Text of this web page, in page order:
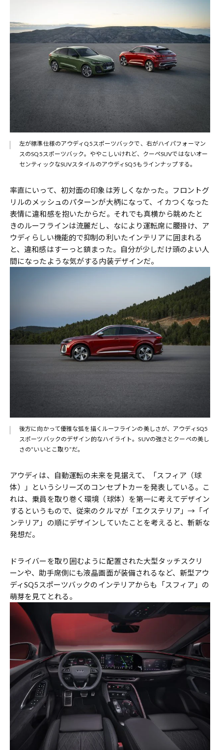
左が標準仕様のアウディQ5スポーツバックで、右がハイパフォーマン
スのSQ5スポーツバック。ややこしいけれど、クーペSUVではないオー
センティックなSUVスタイルのアウディSQ5もラインナップする。
率直にいって、初対面の印象は芳しくなかった。フロントグ
リルのメッシュのパターンが大柄になって、イカつくなった
表情に違和感を抱いたからだ。それでも真横から眺めたと
きのルーフラインは流麗だし、なにより運転席に腰掛け、ア
ウディらしい機能的で抑制の利いたインテリアに囲まれる
と、違和感はすーっと鎮まった。自分が少しだけ頭のよい人
間になったような気がする内装デザインだ。
後方に向かって優雅な弧を描くルーフラインの美しさが、アウディSQ5
スポーツバックのデザイン的なハイライト。SUVの強さとクーペの美し
さの“いいとこ取り”だ。
アウディは、自動運転の未来を見据えて、「スフィア（球
体）」というシリーズのコンセプトカーを発表している。こ
れは、乗員を取り巻く環境（球体）を第一に考えてデザイン
するというもので、従来のクルマが「エクステリア」→「イ
ンテリア」の順にデザインしていたことを考えると、斬新な
発想だ。
ドライバーを取り囲むように配置された大型タッチスクリ
ーンや、助手席側にも液晶画面が装備されるなど、新型アウ
ディSQ5スポーツバックのインテリアからも「スフィア」の
萌芽を見てとれる。